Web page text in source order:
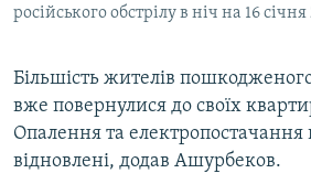
російського обстрілу в ніч на 16
Більшість жителів
вже повернулися до своїх
Опалення та
відновлені, додав Ашурбеков.